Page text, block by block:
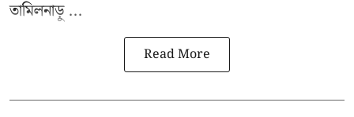
তামিলনাড়ু ...
Read More